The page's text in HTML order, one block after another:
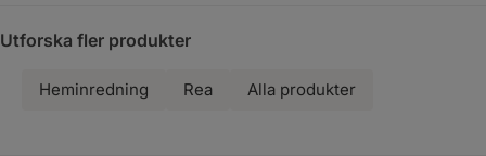
Utforska fler produkter
Heminredning Rea Alla produkter